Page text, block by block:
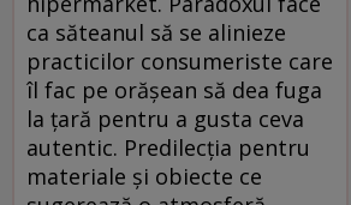
ca săteanul să se alinieze
practicilor consumeriste care
îl fac pe orăşean să dea fuga
la ţară pentru a gusta ceva
autentic. Predilecţia pentru
materiale şi obiecte ce